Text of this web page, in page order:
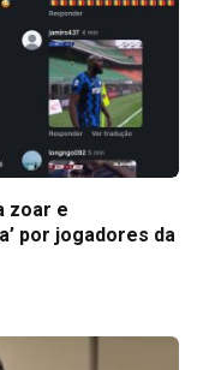
zoar e
por jogadores da